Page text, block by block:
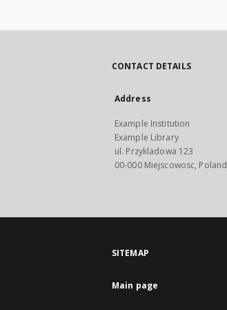
CONTACT DETAILS
Address
Example Institution
Example Library
ul. Przykladowa 123
00-000 Miejscowosc, Poland
SITEMAP
Main page